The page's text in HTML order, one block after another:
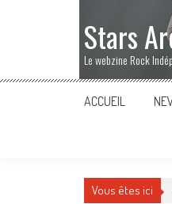
Stars
Le webzine Rock
ACCUEIL
Vous êtes ici